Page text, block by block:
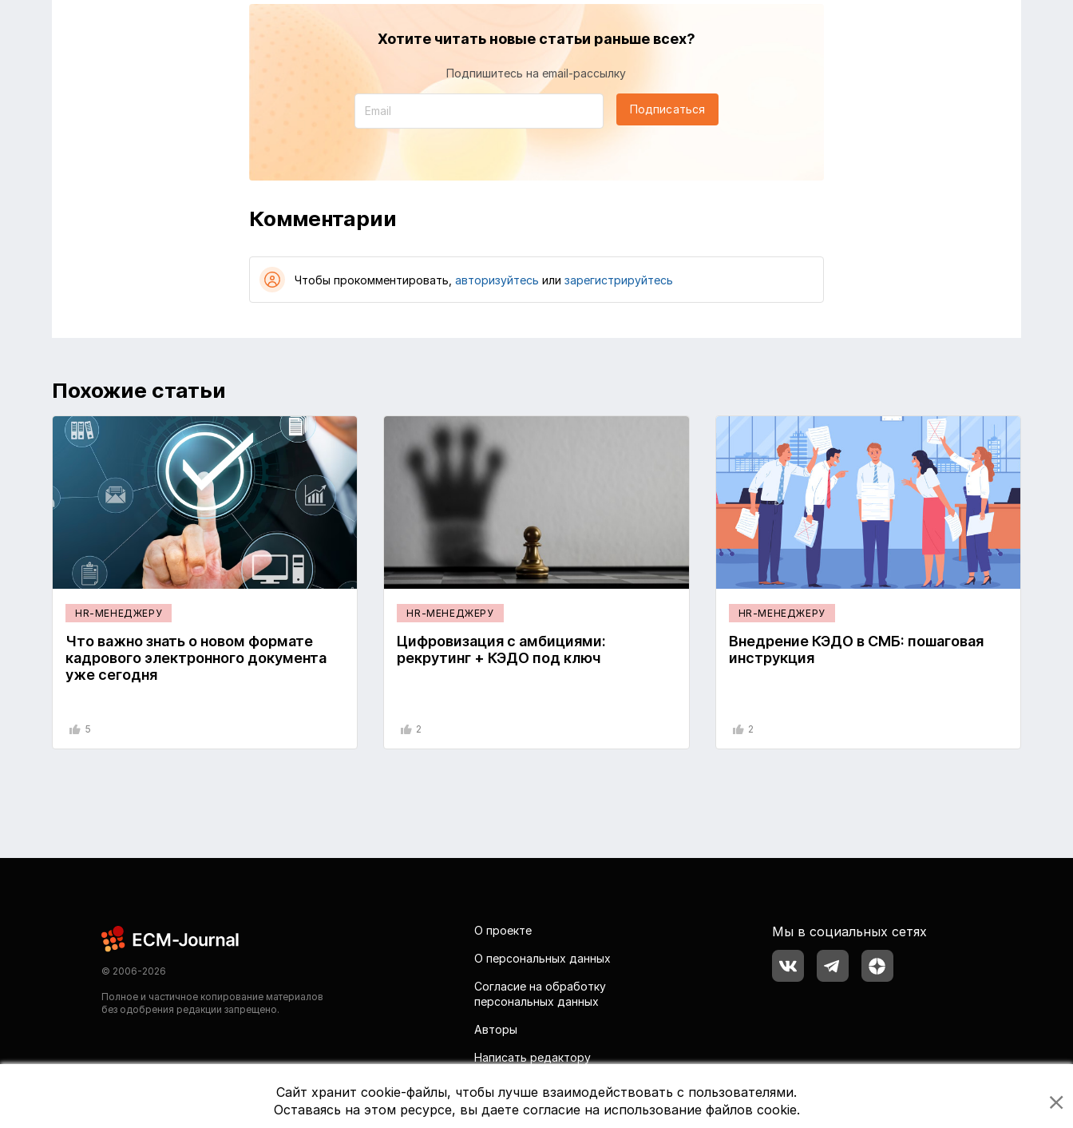
Хотите читать новые статьи раньше всех?
Подпишитесь на email-рассылку
Подписаться
Комментарии
Чтобы прокомментировать, авторизуйтесь или зарегистрируйтесь
Похожие статьи
HR-МЕНЕДЖЕРУ
Что важно знать о новом формате
кадрового электронного документа
уже сегодня
5
HR-МЕНЕДЖЕРУ
Цифровизация с амбициями:
рекрутинг + КЭДО под ключ
2
HR-МЕНЕДЖЕРУ
Внедрение КЭДО в СМБ: пошаговая
инструкция
2
© 2006-2026
Полное и частичное копирование материалов
без одобрения редакции запрещено.
О проекте
О персональных данных
Согласие на обработку
персональных данных
Авторы
Написать редактору
Мы в социальных сетях
Сайт хранит cookie-файлы, чтобы лучше взаимодействовать с пользователями.
Оставаясь на этом ресурсе, вы даете согласие на использование файлов cookie.